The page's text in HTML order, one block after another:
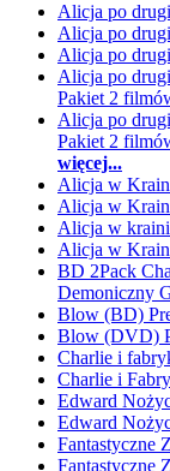
Alicja po
Alicja po
Alicja po
Alicja po
Pakiet 2
Alicja po
Pakiet 2
więcej...
Alicja w
Alicja w
Alicja w
Alicja w
BD 2Pack
Demoniczny
Blow (BD)
Blow (DVD)
Charlie i
Charlie i
Edward
Edward
Fantastyczne
Fantastyczne